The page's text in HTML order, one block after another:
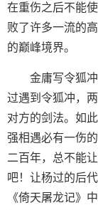
在重伤之后不能
败了许多一流的
的巅峰境界。
金庸写令狐
过遇到令狐冲，
对方的剑法。如
强相遇必有一伤
二百年，总不能
吧！让杨过的后
《倚天屠龙记》